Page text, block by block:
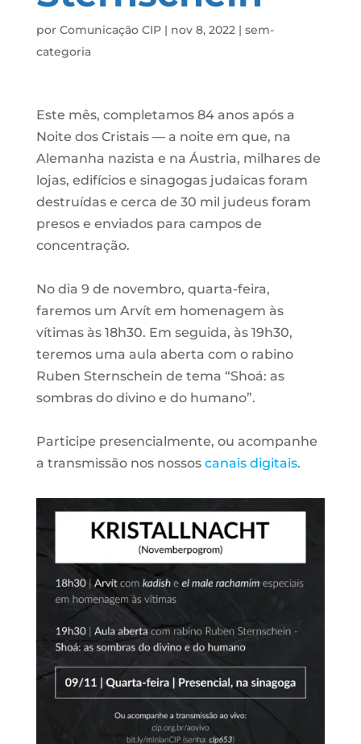
por Comunicação CIP| nov 8, 2022| sem-
categoria
Este mês, completamos 84 anos após a
Noite dos Cristais — a noite em que, na
Alemanha nazista e na Áustria, milhares de
lojas, edifícios e sinagogas judaicas foram
destruídas e cerca de 30 mil judeus foram
presos e enviados para campos de
concentração.⠀
No dia 9 de novembro, quarta-feira,
faremos um Arvít em homenagem às
vítimas às 18h30. Em seguida, às 19h30,
teremos uma aula aberta com o rabino
Ruben Sternschein de tema “Shoá: as
sombras do divino e do humano”.⠀
Participe presencialmente, ou acompanhe
a transmissão nos nossos canais digitais.